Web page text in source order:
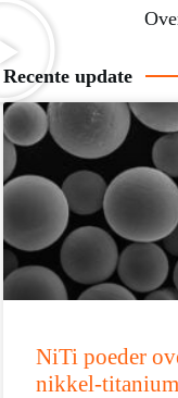
Recente update
NiTi poeder
nikkel-